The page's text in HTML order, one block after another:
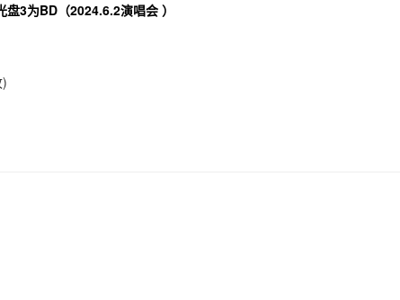
盘3为BD（2024.6.2演唱会 ）